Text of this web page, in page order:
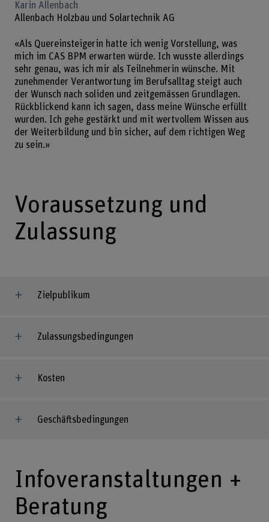
Karin Allenbach
Allenbach Holzbau und Solartechnik AG
«Als Quereinsteigerin hatte ich wenig Vorstellung, was
mich im CAS BPM erwarten würde. Ich wusste allerdings
sehr genau, was ich mir als Teilnehmerin wünsche. Mit
zunehmender Verantwortung im Berufsalltag steigt auch
der Wunsch nach soliden und zeitgemässen Grundlagen.
Rückblickend kann ich sagen, dass meine Wünsche erfüllt
wurden. Ich gehe gestärkt und mit wertvollem Wissen aus
der Weiterbildung und bin sicher, auf dem richtigen Weg
zu sein.»
Voraussetzung und
Zulassung
Zielpublikum
Zulassungsbedingungen
Kosten
Geschäftsbedingungen
Infoveranstaltungen +
Beratung